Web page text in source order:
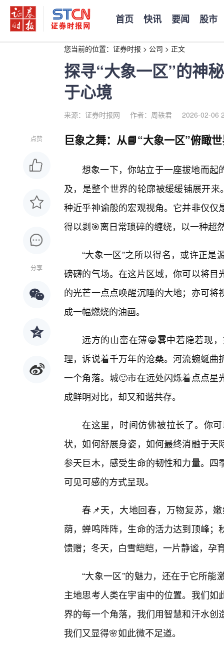
首页 快讯 要闻 股市
您当前的位置： 证券时报 > 公司 > 正文
探寻“大象一区”的神
于心境
来源：证券时报网 作者：周轶君 2026-02-06
点赞
分享
巨象之舞：从📘“大象一区”俯瞰
想象一下，你站立于一座拔地而起
及，是整个世界的轮廓被缓缓铺展开
种近乎神谕般的宏观视角。它并非仅
得以剥🎯离日常琐碎的缠绕，以一种超
“大象一区”之所以得名，或许正
磅礴的气场。在这片区域，你可以将
的光芒一点点唤醒沉睡的大地；亦可
成一幅燃烧的油画。
远方的山峦在薄😁雾中若隐若现
理，诉说着千万年的沧桑。河流蜿蜒
一个角落。城🙂市在远处闪烁着点点
成鲜明对比，却又和谐共存。
在这里，时间仿佛被拉长了。你
状，如何舒展身姿，如何最终消融于
参天巨木，感受生命的韧性和力量。
可见可感的方式呈现。
春📌天，大地回春，万物复苏，
荫，蝉鸣阵阵，生命的活力达到顶峰
馈赠；冬天，白雪皑皑，一片静谧，孕
“大象一区”的魅力，还在于它所
主地思考人类在宇宙中的位置。我们
界的每一个角落，我们用智慧和汗水
我们又显得🌸如此微不足道。